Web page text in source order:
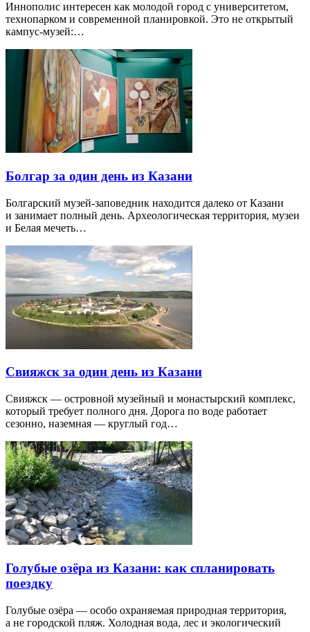
Иннополис интересен как молодой город с университетом,
технопарком и современной планировкой. Это не открытый
кампус-музей:…
Болгар за один день из Казани
Болгарский музей-заповедник находится далеко от Казани
и занимает полный день. Археологическая территория, музеи
и Белая мечеть…
Свияжск за один день из Казани
Свияжск — островной музейный и монастырский комплекс,
который требует полного дня. Дорога по воде работает
сезонно, наземная — круглый год…
Голубые озёра из Казани: как спланировать
поездку
Голубые озёра — особо охраняемая природная территория,
а не городской пляж. Холодная вода, лес и экологический